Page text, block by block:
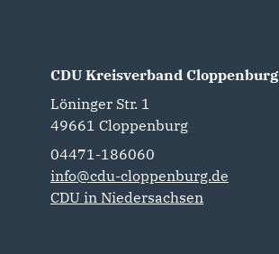
CDU Kreisverband Cloppenburg
Löninger Str. 1
49661 Cloppenburg
04471-186060
info@cdu-cloppenburg.de
CDU in Niedersachsen